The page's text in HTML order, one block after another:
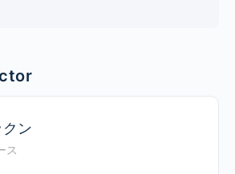
クン
ス